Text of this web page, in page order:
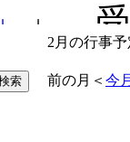
」 受
場「
2月の行事
前の月 ＜ 今